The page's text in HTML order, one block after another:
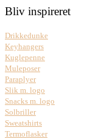
Bliv inspireret
Drikkedunke
Keyhangers
Kuglepenne
Muleposer
Paraplyer
Slik m. logo
Snacks m. logo
Solbriller
Sweatshirts
Termoflasker